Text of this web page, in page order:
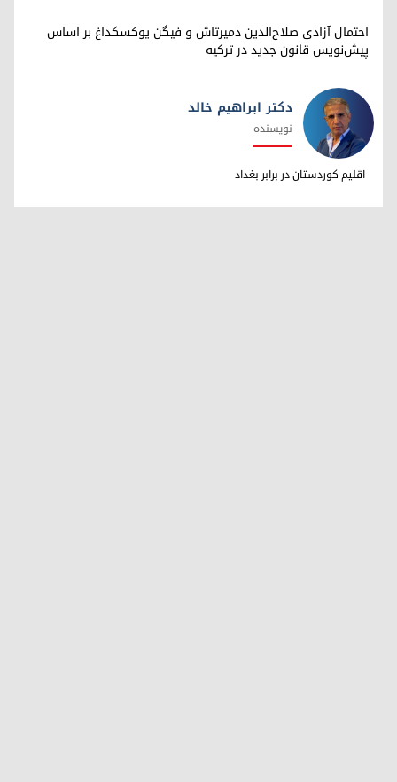
احتمال آزادی صلاح‌الدین دمیرتاش و فیگن یوکسکداغ بر اساس
پیش‌نویس قانون جدید در ترکیه
دکتر ابراهیم خالد
دکتر ابراهیم خالد
نویسنده
اقلیم کوردستان در برابر بغداد